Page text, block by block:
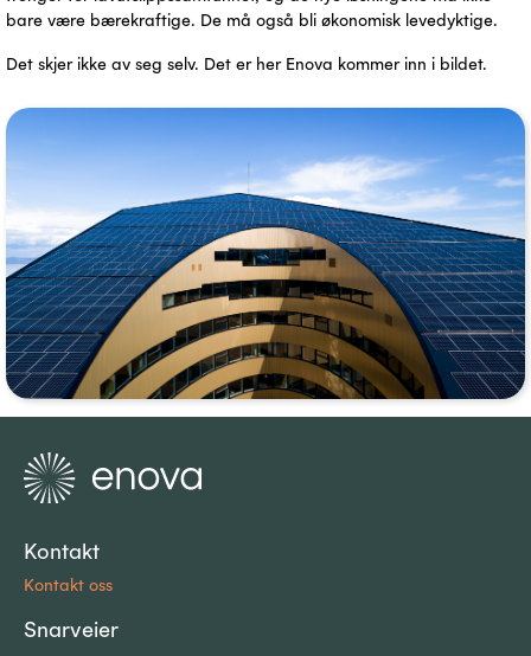
bare være bærekraftige. De må også bli økonomisk levedyktige.
Det skjer ikke av seg selv. Det er her Enova kommer inn i bildet.
Kontakt
Kontakt oss
Snarveier